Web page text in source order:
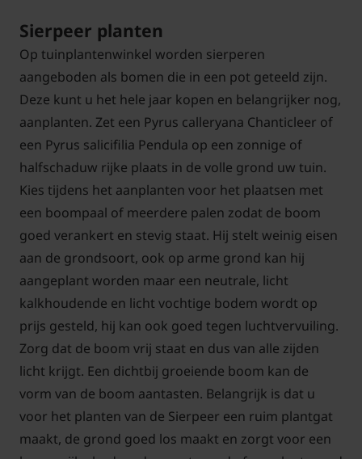
Sierpeer planten
Op tuinplantenwinkel worden sierperen
aangeboden als bomen die in een pot geteeld zijn.
Deze kunt u het hele jaar kopen en belangrijker nog,
aanplanten. Zet een Pyrus calleryana Chanticleer of
een Pyrus salicifilia Pendula op een zonnige of
halfschaduw rijke plaats in de volle grond uw tuin.
Kies tijdens het aanplanten voor het plaatsen met
een boompaal of meerdere palen zodat de boom
goed verankert en stevig staat. Hij stelt weinig eisen
aan de grondsoort, ook op arme grond kan hij
aangeplant worden maar een neutrale, licht
kalkhoudende en licht vochtige bodem wordt op
prijs gesteld, hij kan ook goed tegen luchtvervuiling.
Zorg dat de boom vrij staat en dus van alle zijden
licht krijgt. Een dichtbij groeiende boom kan de
vorm van de boom aantasten. Belangrijk is dat u
voor het planten van de Sierpeer een ruim plantgat
maakt, de grond goed los maakt en zorgt voor een